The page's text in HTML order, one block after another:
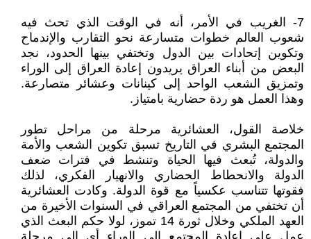
7- الغريب في الأمر، أنه في الوقت الذي تحث فيه
شعوب العالم خطوات متسارعة نحو التقارب والإندماح
وتكوين إتحادات بين الدول وتختفي بينها الحدود، نجد
البعض من أبناء العراق يريدون إعادة العراق إلى الوراء
وتمزيق الشعب الواحد إلى كينانات وعشائر متصارعة.
وهذا العمل هو ردة حضارية بامتياز.
خلاصة القول، العشائرية مرحلة من مراحل تطور
المجتمع البشري في التاريخ تسبق تكوين الشعب والأمة
والدولة، تُبعث فيها الحياة وتنشط في فترات ضعف
الدولة والانحطاط الحضاري والانهيار الفكري، لذلك
فقوتها تتناسب عكسياً مع قوة الدولة. وكادت العشائرية
أن تختفي من المجتمع العراقي في السنوات الأخيرة من
العهد الملكي وخلال ثورة 14 تموز، لولا حكم البعث الذي